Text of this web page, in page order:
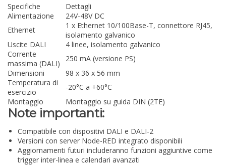
Specifiche
Dettagli
Alimentazione
24V-48V DC
Ethernet
1 x Ethernet 10/100Base-T, connettore RJ45,
isolamento galvanico
Uscite DALI
4 linee, isolamento galvanico
Corrente
massima (DALI)
250 mA (versione PS)
Dimensioni
98 x 36 x 56 mm
Temperatura di
esercizio
-20°C a +60°C
Montaggio
Montaggio su guida DIN (2TE)
Note importanti:
Compatibile con dispositivi DALI e DALI-2
Versioni con server Node-RED integrato disponibili
Aggiornamenti futuri includeranno funzioni aggiuntive come
trigger inter-linea e calendari avanzati